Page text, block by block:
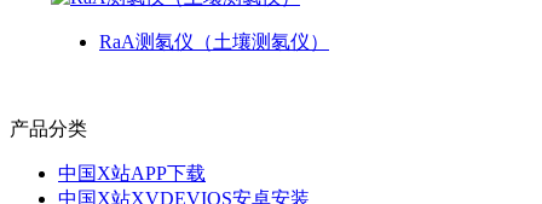
RaA测氡仪（土壤测氡仪）
产品分类
中国X站APP下载
中国X站XVDEVIOS安卓安装